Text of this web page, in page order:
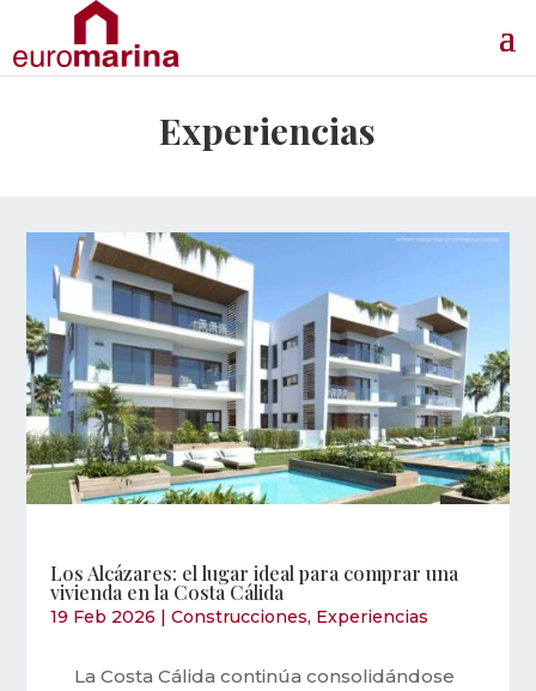
Experiencias
Los Alcázares: el lugar ideal para comprar una
vivienda en la Costa Cálida
19 Feb 2026 |Construcciones, Experiencias
La Costa Cálida continúa consolidándose